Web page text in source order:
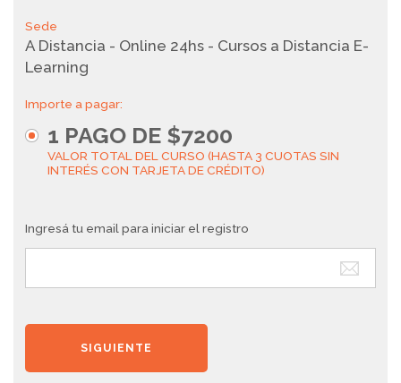
Sede
A Distancia - Online 24hs - Cursos a Distancia E-
Learning
Importe a pagar:
1 PAGO DE $7200
VALOR TOTAL DEL CURSO (HASTA 3 CUOTAS SIN
INTERÉS CON TARJETA DE CRÉDITO)
Ingresá tu email para iniciar el registro